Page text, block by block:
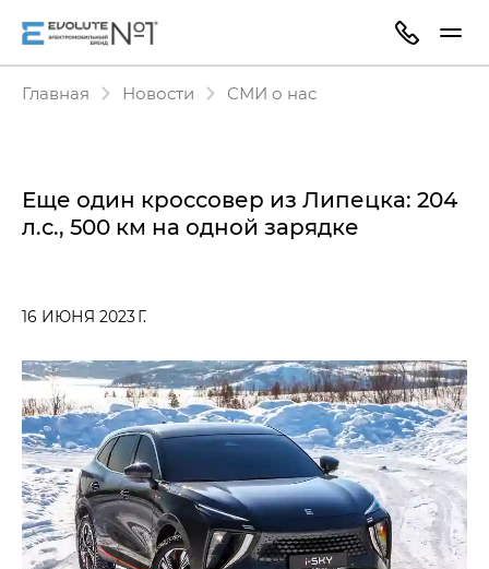
Главная Новости СМИ о нас
Еще один кроссовер из Липецка: 204
л.с., 500 км на одной зарядке
16 ИЮНЯ 2023 Г.